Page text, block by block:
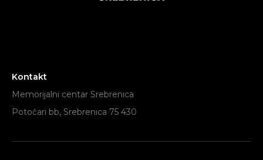
Kontakt
Memorijalni centar Srebrenica
Potočari bb, Srebrenica 75 430